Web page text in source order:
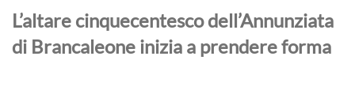
L’altare cinquecentesco dell’Annunziata
di Brancaleone inizia a prendere forma